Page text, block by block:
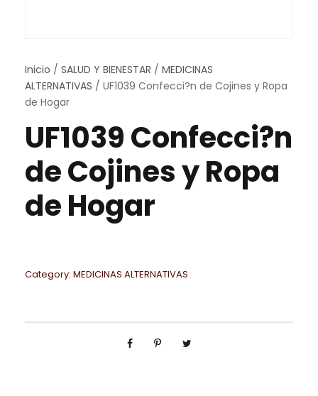
Inicio / SALUD Y BIENESTAR / MEDICINAS
ALTERNATIVAS / UF1039 Confecci?n de Cojines y Ropa
de Hogar
UF1039 Confecci?n
de Cojines y Ropa
de Hogar
Category: MEDICINAS ALTERNATIVAS